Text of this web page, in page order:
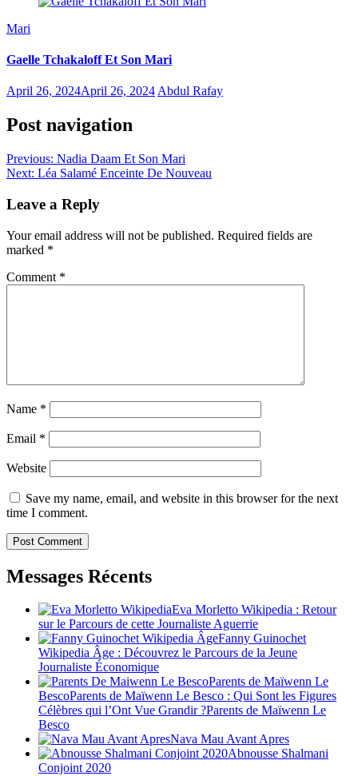
Mari
Gaelle Tchakaloff Et Son Mari
April 26, 2024April 26, 2024 Abdul Rafay
Post navigation
Previous: Nadia Daam Et Son Mari
Next: Léa Salamé Enceinte De Nouveau
Leave a Reply
Your email address will not be published. Required fields are
marked *
Comment *
Name *
Email *
Website
Save my name, email, and website in this browser for the next
time I comment.
Messages Récents
Eva Morletto Wikipedia : Retour
sur le Parcours de cette Journaliste Aguerrie
Fanny Guinochet
Wikipedia Âge : Découvrez le Parcours de la Jeune
Journaliste Économique
Parents de Maïwenn Le
BescoParents de Maïwenn Le Besco : Qui Sont les Figures
Célèbres qui l’Ont Vue Grandir ?Parents de Maïwenn Le
Besco
Nava Mau Avant Apres
Abnousse Shalmani
Conjoint 2020